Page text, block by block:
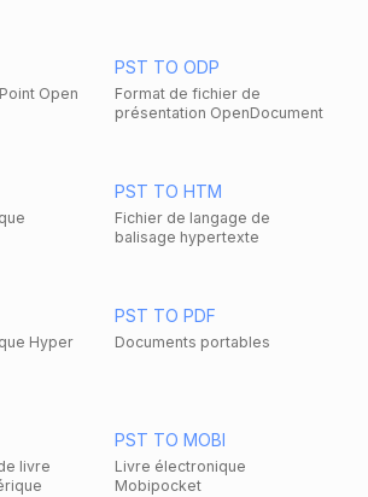
Open
PST TO ODP
Format de fichier de
présentation OpenDocument
PST TO HTM
Fichier de langage de
balisage hypertexte
Hyper
PST TO PDF
Documents portables
livre
PST TO MOBI
Livre électronique
Mobipocket